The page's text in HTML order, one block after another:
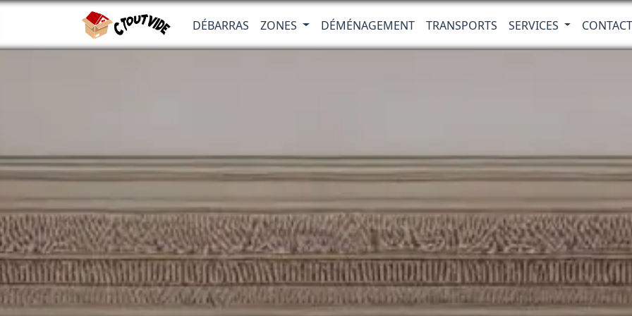
DÉBARRAS ZONES DÉMÉNAGEMENT TRANSPORTS SERVICES